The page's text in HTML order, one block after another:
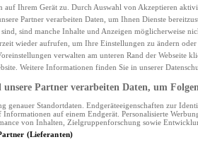
auf Ihrem Gerät zu. Durch Auswahl von Akzeptieren
Partner verarbeiten Daten, um Ihnen Dienste
sind manche Inhalte und Anzeigen möglicherweise
wieder aufrufen, um Ihre Einstellungen zu ändern
verwalten am unteren Rand der Webseite
Weitere Informationen finden Sie in unserer
Partner verarbeiten Daten, um
genauer Standortdaten. Endgeräteeigenschaften zur
auf einem Endgerät. Personalisierte
von Inhalten, Zielgruppenforschung sowie
(Lieferanten)